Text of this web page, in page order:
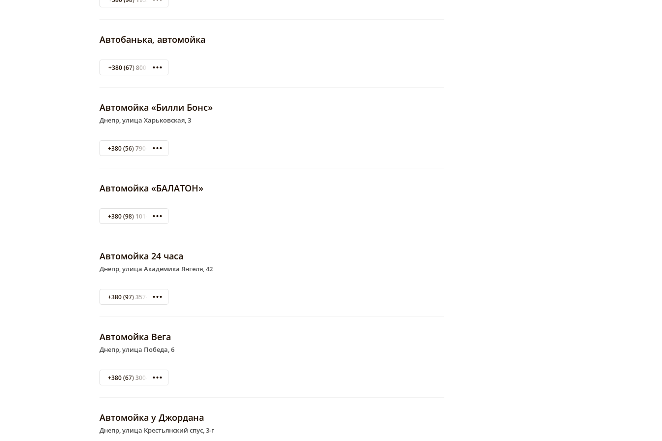
Автобанька, автомойка
+380 (67) 8001739
Автомойка «Билли Бонс»
Днепр, улица Харьковская, 3
+380 (56) 790-26-48
Автомойка «БАЛАТОН»
+380 (98) 101-96-90
Автомойка 24 часа
Днепр, улица Академика Янгеля, 42
+380 (97) 357-50-09
Автомойка Вега
Днепр, улица Победа, 6
+380 (67) 300-05-20
Автомойка у Джордана
Днепр, улица Крестьянский спус, 3-г